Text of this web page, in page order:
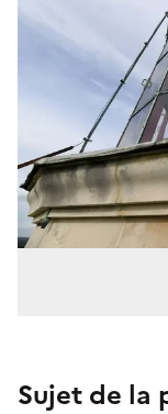
Sujet de la